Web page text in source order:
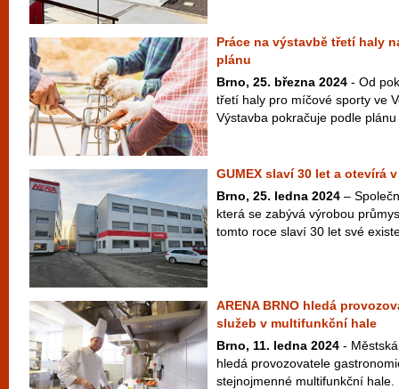
Práce na výstavbě třetí haly
plánu
Brno, 25. března 2024 - Od
třetí haly pro míčové sporty ve
Výstavba pokračuje podle
GUMEX slaví 30 let a otevírá
Brno, 25. ledna 2024 –
která se zabývá výrobou
tomto roce slaví 30 let své
ARENA BRNO hledá
služeb v multifunkční hale
Brno, 11. ledna 2024 -
hledá provozovatele
stejnojmenné multifunkční hale.